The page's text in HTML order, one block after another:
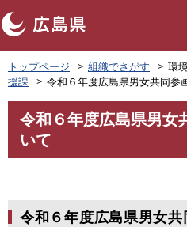
ペ
ー
ジ
の
で
トップページ 組織でさがす 環
援課
令和６年度広島県男女共同参
令和６年度広島県男女
いて
令和６年度広島県男女